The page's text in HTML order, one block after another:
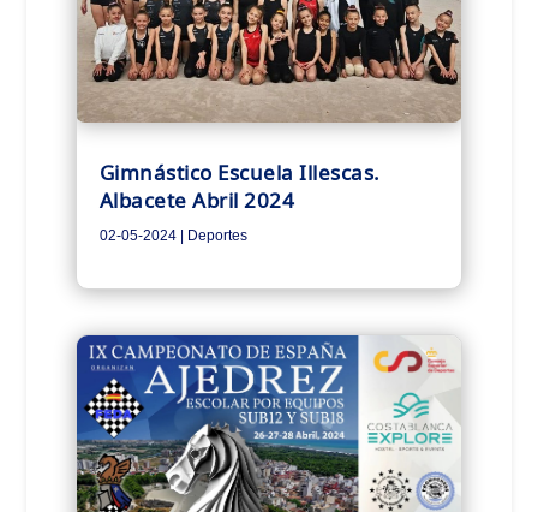
Gimnástico Escuela Illescas.
Albacete Abril 2024
02-05-2024| Deportes